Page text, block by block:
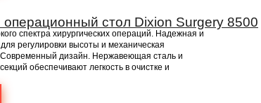
стол Dixion Surgery 8500
спектра хирургических операций. Надежная и
регулировки высоты и механическая
Современный дизайн. Нержавеющая сталь и
обеспечивают легкость в очистке и